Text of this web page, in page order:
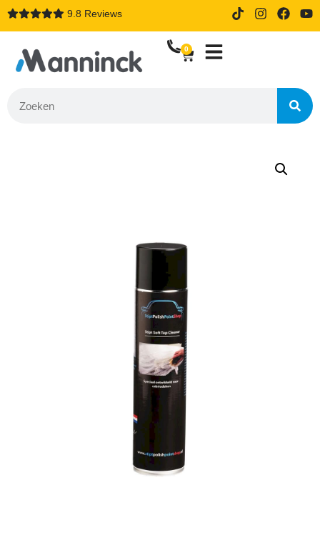
9.8 Reviews
14 dagen proefrijden bij online
0